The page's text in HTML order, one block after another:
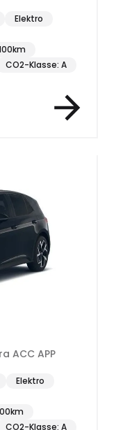
Elektro
CO2-Klasse: A
ACC APP
Elektro
CO2-Klasse: A